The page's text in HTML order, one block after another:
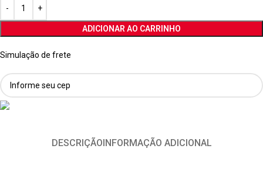
ADICIONAR AO CARRINHO
Simulação de frete
DESCRIÇÃOINFORMAÇÃO ADICIONAL